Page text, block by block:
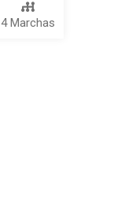
4 Marchas